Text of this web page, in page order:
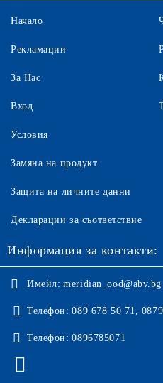
Начало
Рекламации
За Нас
Вход
Условия
Замяна на продукт
Защита на личните данни
Декларации за съответствие
Информация за контакти:
Имейл: meridian_ood@abv.bg
Телефон: 089 678 50 71,
Телефон: 0896785071